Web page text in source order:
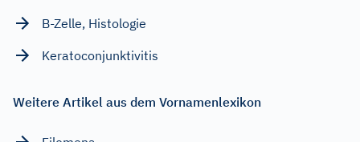
B-Zelle, Histologie
Keratoconjunktivitis
Weitere Artikel aus dem Vornamenlexikon